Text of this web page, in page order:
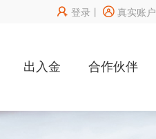
 登录 丨 真实账户
出入金 合作伙伴